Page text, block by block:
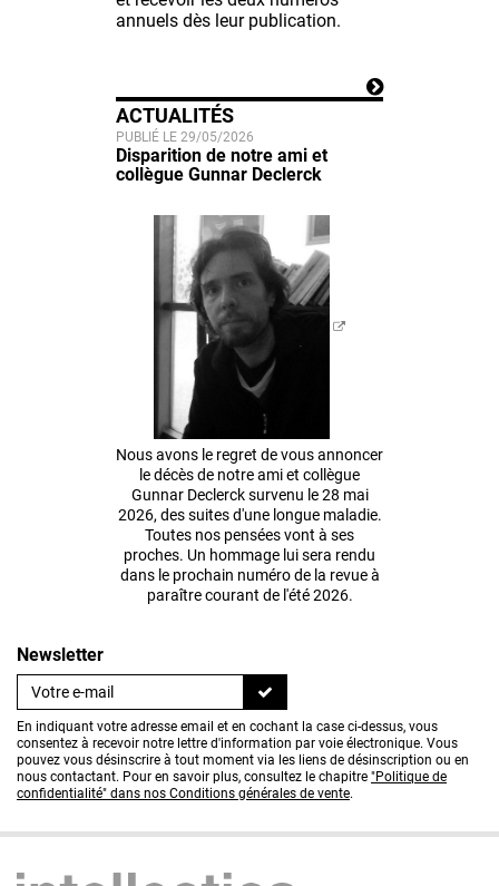
annuels dès leur publication.
ACTUALITÉS
PUBLIÉ LE 29/05/2026
Disparition de notre ami et
collègue Gunnar Declerck
Nous avons le regret de vous annoncer
le décès de notre ami et collègue
Gunnar Declerck survenu le 28 mai
2026, des suites d'une longue maladie.
Toutes nos pensées vont à ses
proches. Un hommage lui sera rendu
dans le prochain numéro de la revue à
paraître courant de l'été 2026.
Newsletter
En indiquant votre adresse email et en cochant la case ci-dessus, vous
consentez à recevoir notre lettre d'information par voie électronique. Vous
pouvez vous désinscrire à tout moment via les liens de désinscription ou en
nous contactant. Pour en savoir plus, consultez le chapitre "Politique de
confidentialité" dans nos Conditions générales de vente.